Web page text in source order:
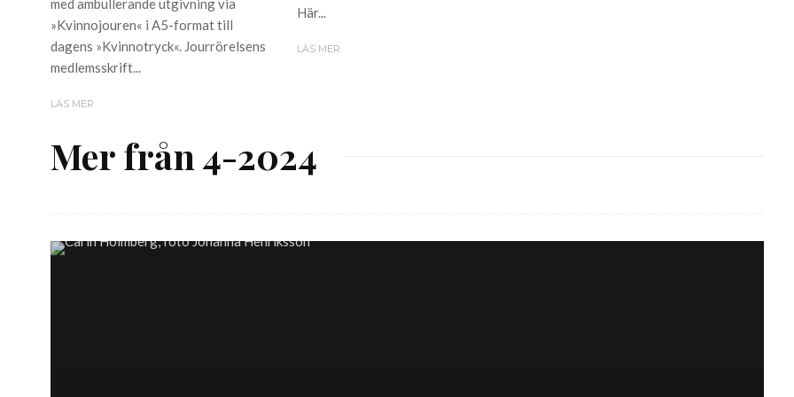
med ambullerande utgivning via
»Kvinnojouren« i A5-format till
dagens »Kvinnotryck«. Jourrörelsens
medlemsskrift...
LÄS MER
Här...
LÄS MER
Mer från 4-2024